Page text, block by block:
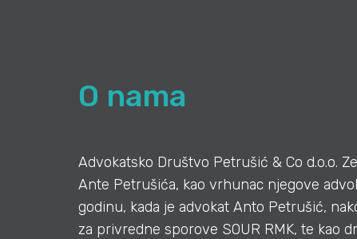
O nama
Advokatsko Društvo Petrušić & Co d.o.o.
Ante Petrušića, kao vrhunac njegove
godinu, kada je advokat Anto Petrušić,
za privredne sporove SOUR RMK, te kao